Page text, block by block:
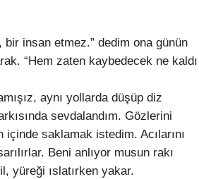
insan etmez.” dedim ona günün
“Hem zaten kaybedecek ne kaldı
aynı yollarda düşüp diz
sevdalandım. Gözlerini
içinde saklamak istedim. Acılarını
Beni anlıyor musun rakı
yüreği ıslatırken yakar.